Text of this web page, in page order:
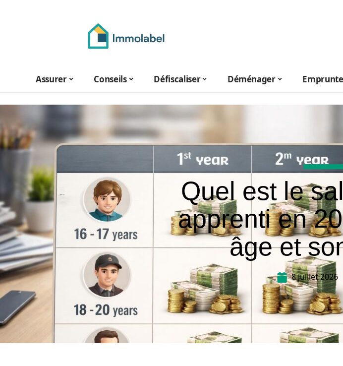
Assurer Conseils Défiscaliser Déménager
Quel est le
apprenti en
âge et
8 juillet 2026